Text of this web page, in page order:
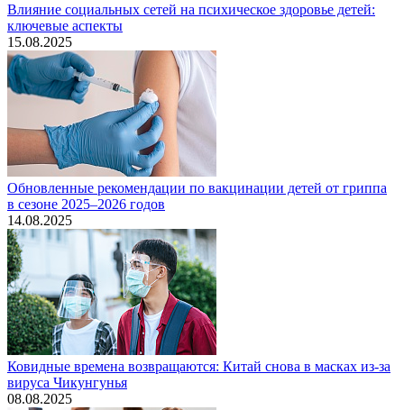
Влияние социальных сетей на психическое здоровье детей:
ключевые аспекты
15.08.2025
Обновленные рекомендации по вакцинации детей от гриппа
в сезоне 2025–2026 годов
14.08.2025
Ковидные времена возвращаются: Китай снова в масках из-за
вируса Чикунгунья
08.08.2025